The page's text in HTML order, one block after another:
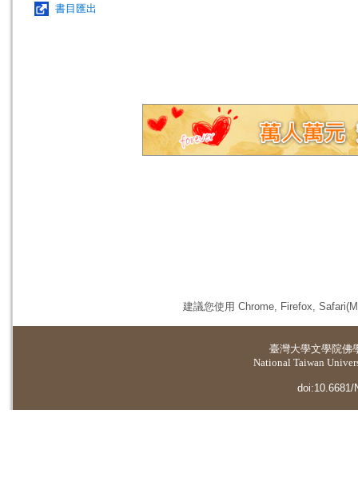
書目匯出
建議您使用 Chrome, Firefox,
臺灣大學文學院佛
National Taiwan
doi:10.6681/